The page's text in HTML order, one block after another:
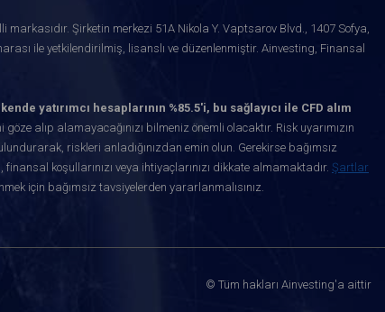
Şirketin merkezi 51A Nikola Y. Vaptsarov Blvd., 1407 Sofya,
ile yetkilendirilmiş, lisanslı ve düzenlenmiştir. Ainvesting, Finansal
yatırımcı hesaplarının %85.5'i, bu sağlayıcı ile CFD alım
alıp alamayacağınızı bilmeniz önemli olacaktır. Risk uyarımızın
riskleri anladığınızdan emin olun. Gerekirse bağımsız
koşullarınızı veya ihtiyaçlarınızı dikkate almamaktadır. Şartlar
için bağımsız tavsiyelerden yararlanmalısınız.
© Tüm hakları Ainvesting'a aittir